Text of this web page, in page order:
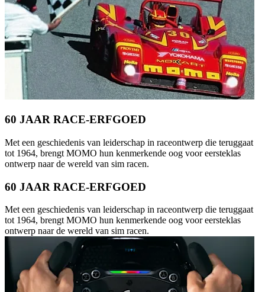
60 JAAR RACE-ERFGOED
Met een geschiedenis van leiderschap in raceontwerp die teruggaat
tot 1964, brengt MOMO hun kenmerkende oog voor eersteklas
ontwerp naar de wereld van sim racen.
60 JAAR RACE-ERFGOED
Met een geschiedenis van leiderschap in raceontwerp die teruggaat
tot 1964, brengt MOMO hun kenmerkende oog voor eersteklas
ontwerp naar de wereld van sim racen.